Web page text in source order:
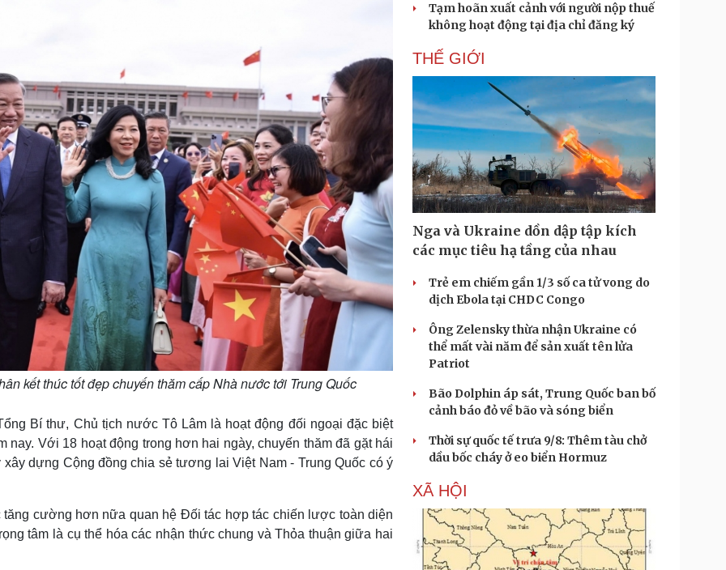
kết thúc tốt đẹp chuyến thăm cấp Nhà nước tới Trung Quốc
Bí thư, Chủ tịch nước Tô Lâm là hoạt động đối ngoại đặc biệt
nay. Với 18 hoạt động trong hơn hai ngày, chuyến thăm đã gặt hái
dựng Cộng đồng chia sẻ tương lai Việt Nam - Trung Quốc có ý
cường hơn nữa quan hệ Đối tác hợp tác chiến lược toàn diện
tâm là cụ thể hóa các nhận thức chung và Thỏa thuận giữa hai
Tạm hoãn xuất cảnh với người nộp thuế
không hoạt động tại địa chỉ đăng ký
THẾ GIỚI
Nga và Ukraine dồn dập tập kích
các mục tiêu hạ tầng của nhau
Trẻ em chiếm gần 1/3 số ca tử vong do
dịch Ebola tại CHDC Congo
Ông Zelensky thừa nhận Ukraine có
thể mất vài năm để sản xuất tên lửa
Patriot
Bão Dolphin áp sát, Trung Quốc ban bố
cảnh báo đỏ về bão và sóng biển
Thời sự quốc tế trưa 9/8: Thêm tàu chở
dầu bốc cháy ở eo biển Hormuz
XÃ HỘI